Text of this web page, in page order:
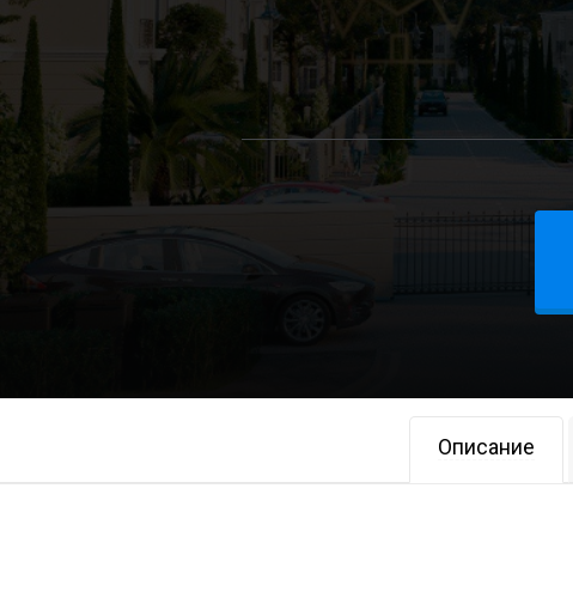
Описание